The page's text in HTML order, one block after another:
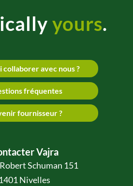
yours.
collaborer avec nous ?
fréquentes
fournisseur ?
Vajra
Schuman 151
1401 Nivelles